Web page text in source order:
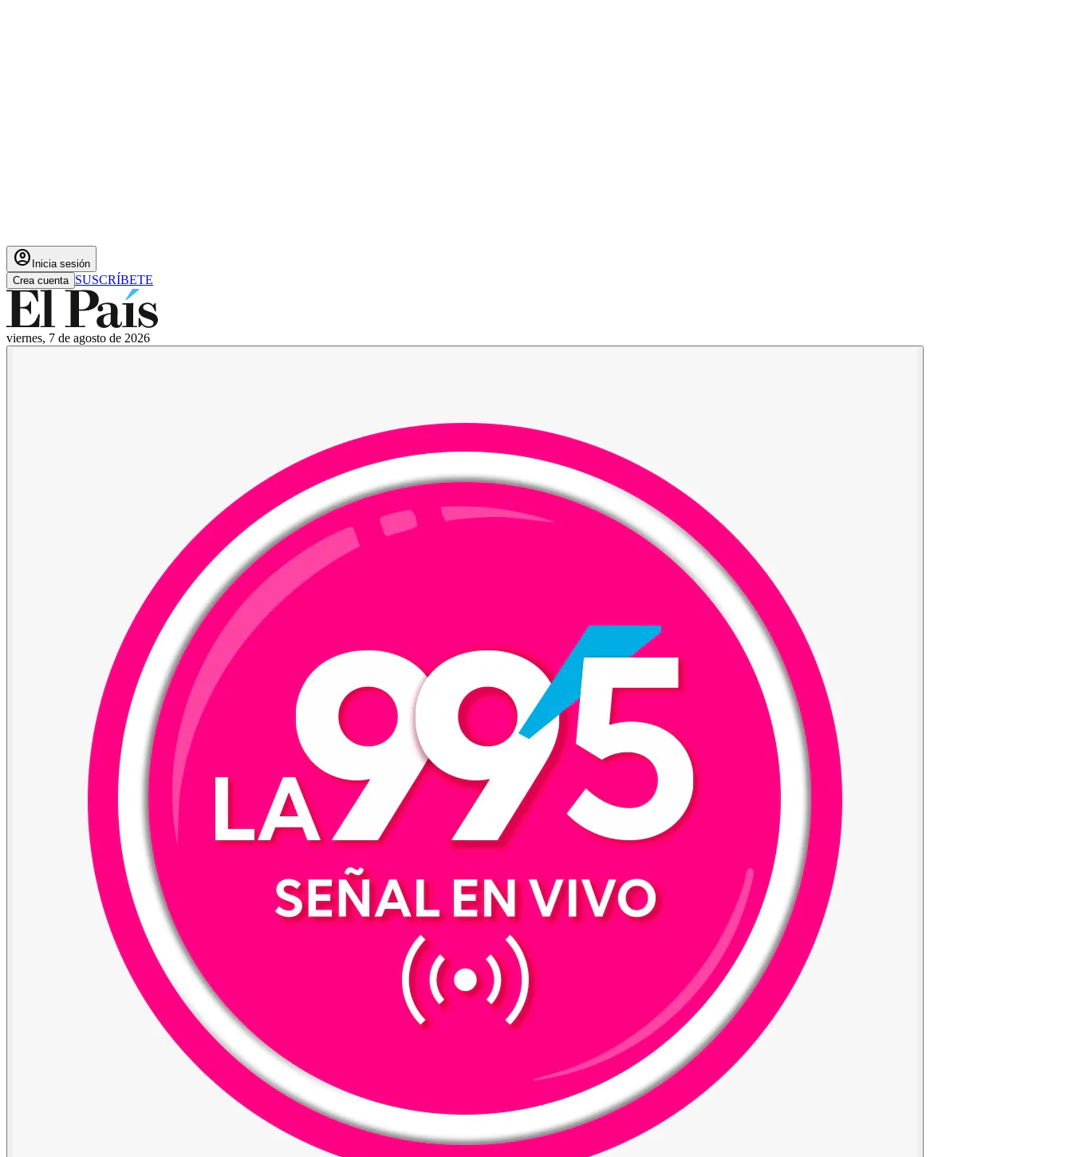
account_circle Inicia sesión
Crea cuenta SUSCRÍBETE
viernes, 7 de agosto de 2026